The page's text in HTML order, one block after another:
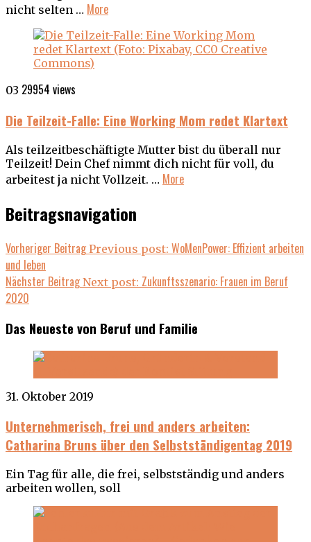
nicht selten … More
03 29954 views
Die Teilzeit-Falle: Eine Working Mom redet Klartext
Als teilzeitbeschäftigte Mutter bist du überall nur
Teilzeit! Dein Chef nimmt dich nicht für voll, du
arbeitest ja nicht Vollzeit. … More
Beitragsnavigation
Vorheriger Beitrag Previous post: WoMenPower: Effizient arbeiten
und leben
Nächster Beitrag Next post: Zukunftsszenario: Frauen im Beruf
2020
Das Neueste von Beruf und Familie
31. Oktober 2019
Unternehmerisch, frei und anders arbeiten:
Catharina Bruns über den Selbstständigentag 2019
Ein Tag für alle, die frei, selbstständig und anders
arbeiten wollen, soll